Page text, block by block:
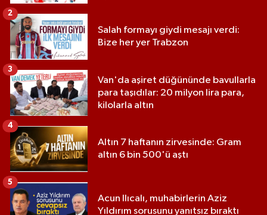
Salah formayı giydi mesajı verdi:
Bize her yer Trabzon
2
Van'da aşiret düğününde bavullarla
para taşıdılar: 20 milyon lira para,
kilolarla altın
3
Altın 7 haftanın zirvesinde: Gram
altın 6 bin 500'ü aştı
4
Acun Ilıcalı, muhabirlerin Aziz
Yıldırım sorusunu yanıtsız bıraktı
5